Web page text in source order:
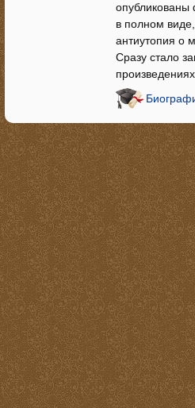
опубликованы
в полном
антиутопия о
Сразу стало